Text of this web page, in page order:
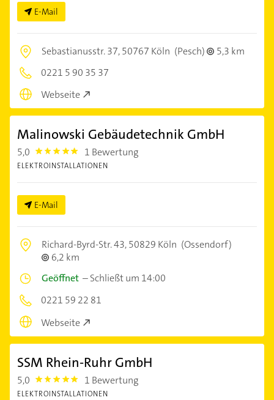
E-Mail
Sebastianusstr. 37,50767 Köln (Pesch)
5,3 km
0221 5 90 35 37
Webseite
Malinowski Gebäudetechnik GmbH
5,0 5.0 1 Bewertung
ELEKTROINSTALLATIONEN
E-Mail
Richard-Byrd-Str. 43,50829 Köln (Ossendorf)
6,2 km
Geöffnet –Schließt um 14:00
0221 59 22 81
Webseite
SSM Rhein-Ruhr GmbH
5,0 5.0 1 Bewertung
ELEKTROINSTALLATIONEN